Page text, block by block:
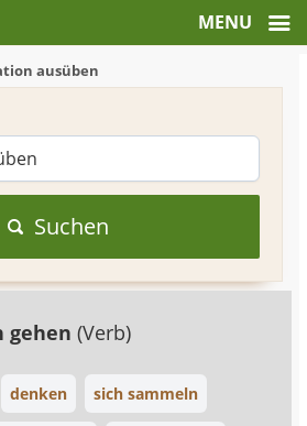
ausüben
Suchen
gehen(Verb)
denken sich sammeln